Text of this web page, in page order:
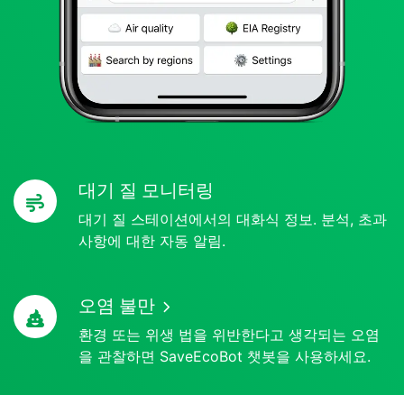
대기 질 모니터링
대기 질 스테이션에서의 대화식 정보. 분석, 초과
사항에 대한 자동 알림.
오염 불만
환경 또는 위생 법을 위반한다고 생각되는 오염
을 관찰하면 SaveEcoBot 챗봇을 사용하세요.